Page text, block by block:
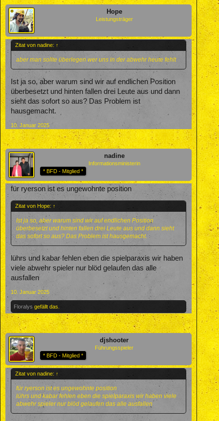
Hope
Leistungsträger
Zitat von nadine: ↑
aber man sollte überlegen wer uns in der abwehr heute fehlt
Ist ja so, aber warum sind wir auf endlichen Position
überbesetzt und hinten fallen drei Leute aus und dann
sieht das sofort so aus? Das Problem ist
hausgemacht.
10. Januar 2025
nadine
Informationsministerin
* BFD - Mitglied *
für ryerson ist es ungewohnte position
Zitat von Hope: ↑
Ist ja so, aber warum sind wir auf endlichen Position
überbesetzt und hinten fallen drei Leute aus und dann sieht
das sofort so aus? Das Problem ist hausgemacht.
lührs und kabar fehlen eben die spielparaxis wir haben
viele abwehr spieler nur blöd gelaufen das alle
ausfallen
10. Januar 2025
Floralys gefällt das.
djshooter
Führungsspieler
* BFD - Mitglied *
Zitat von nadine: ↑
für ryerson ist es ungewohnte position
lührs und kabar fehlen eben die spielparaxis wir haben viele
abwehr spieler nur blöd gelaufen das alle ausfallen